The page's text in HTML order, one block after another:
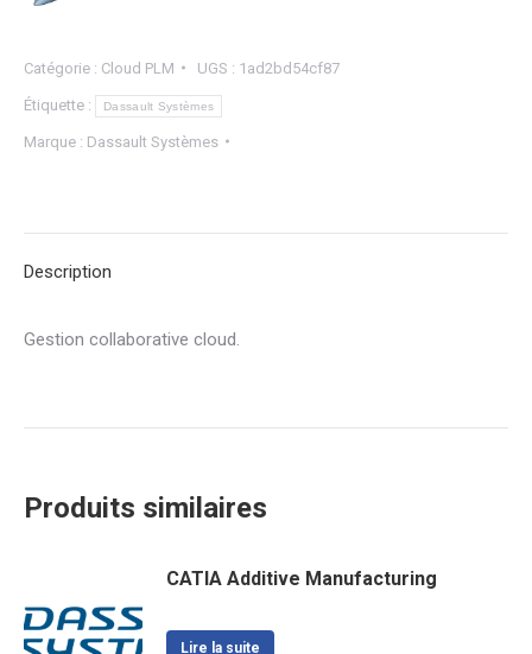
Catégorie : Cloud PLM UGS : 1ad2bd54cf87
Étiquette : Dassault Systèmes
Marque : Dassault Systèmes
Description
Gestion collaborative cloud.
Produits similaires
CATIA Additive Manufacturing
Lire la suite